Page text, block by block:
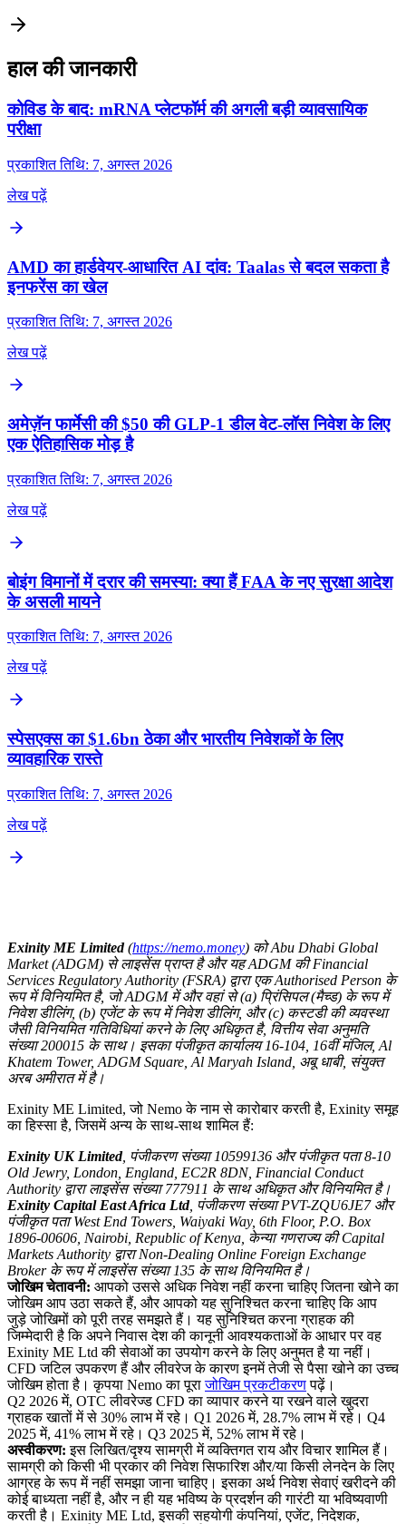
हाल की जानकारी
कोविड के बाद: mRNA प्लेटफॉर्म की अगली बड़ी व्यावसायिक
परीक्षा
प्रकाशित तिथि: 7, अगस्त 2026
लेख पढ़ें
AMD का हार्डवेयर-आधारित AI दांव: Taalas से बदल सकता है
इनफरेंस का खेल
प्रकाशित तिथि: 7, अगस्त 2026
लेख पढ़ें
अमेज़ॅन फार्मेसी की $50 की GLP‑1 डील वेट‑लॉस निवेश के लिए
एक ऐतिहासिक मोड़ है
प्रकाशित तिथि: 7, अगस्त 2026
लेख पढ़ें
बोइंग विमानों में दरार की समस्या: क्या हैं FAA के नए सुरक्षा आदेश
के असली मायने
प्रकाशित तिथि: 7, अगस्त 2026
लेख पढ़ें
स्पेसएक्स का $1.6bn ठेका और भारतीय निवेशकों के लिए
व्यावहारिक रास्ते
प्रकाशित तिथि: 7, अगस्त 2026
लेख पढ़ें
Exinity ME Limited(https://nemo.money) को Abu Dhabi Global
Market (ADGM) से लाइसेंस प्राप्त है और यह ADGM की Financial
Services Regulatory Authority (FSRA) द्वारा एक Authorised Person के
रूप में विनियमित है, जो ADGM में और वहां से (a) प्रिंसिपल (मैच्ड) के रूप में
निवेश डीलिंग, (b) एजेंट के रूप में निवेश डीलिंग, और (c) कस्टडी की व्यवस्था
जैसी विनियमित गतिविधियां करने के लिए अधिकृत है, वित्तीय सेवा अनुमति
संख्या 200015 के साथ। इसका पंजीकृत कार्यालय 16-104, 16वीं मंजिल, Al
Khatem Tower, ADGM Square, Al Maryah Island, अबू धाबी, संयुक्त
अरब अमीरात में है।
Exinity ME Limited, जो Nemo के नाम से कारोबार करती है, Exinity समूह
का हिस्सा है, जिसमें अन्य के साथ-साथ शामिल हैं:
Exinity UK Limited, पंजीकरण संख्या 10599136 और पंजीकृत पता 8-10
Old Jewry, London, England, EC2R 8DN, Financial Conduct
Authority द्वारा लाइसेंस संख्या 777911 के साथ अधिकृत और विनियमित है।
Exinity Capital East Africa Ltd, पंजीकरण संख्या PVT-ZQU6JE7 और
पंजीकृत पता West End Towers, Waiyaki Way, 6th Floor, P.O. Box
1896-00606, Nairobi, Republic of Kenya, केन्या गणराज्य की Capital
Markets Authority द्वारा Non-Dealing Online Foreign Exchange
Broker के रूप में लाइसेंस संख्या 135 के साथ विनियमित है।
जोखिम चेतावनी: आपको उससे अधिक निवेश नहीं करना चाहिए जितना खोने का
जोखिम आप उठा सकते हैं, और आपको यह सुनिश्चित करना चाहिए कि आप
जुड़े जोखिमों को पूरी तरह समझते हैं। यह सुनिश्चित करना ग्राहक की
जिम्मेदारी है कि अपने निवास देश की कानूनी आवश्यकताओं के आधार पर वह
Exinity ME Ltd की सेवाओं का उपयोग करने के लिए अनुमत है या नहीं।
CFD जटिल उपकरण हैं और लीवरेज के कारण इनमें तेजी से पैसा खोने का उच्च
जोखिम होता है। कृपया Nemo का पूराजोखिम प्रकटीकरणपढ़ें।
Q2 2026 में, OTC लीवरेज्ड CFD का व्यापार करने या रखने वाले खुदरा
ग्राहक खातों में से 30% लाभ में रहे। Q1 2026 में, 28.7% लाभ में रहे। Q4
2025 में, 41% लाभ में रहे। Q3 2025 में, 52% लाभ में रहे।
अस्वीकरण: इस लिखित/दृश्य सामग्री में व्यक्तिगत राय और विचार शामिल हैं।
सामग्री को किसी भी प्रकार की निवेश सिफारिश और/या किसी लेनदेन के लिए
आग्रह के रूप में नहीं समझा जाना चाहिए। इसका अर्थ निवेश सेवाएं खरीदने की
कोई बाध्यता नहीं है, और न ही यह भविष्य के प्रदर्शन की गारंटी या भविष्यवाणी
करती है। Exinity ME Ltd, इसकी सहयोगी कंपनियां, एजेंट, निदेशक,